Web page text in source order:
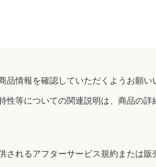
情報を確認していただくようお願い
等についての関連説明は、商品の詳
れるアフターサービス規約または販